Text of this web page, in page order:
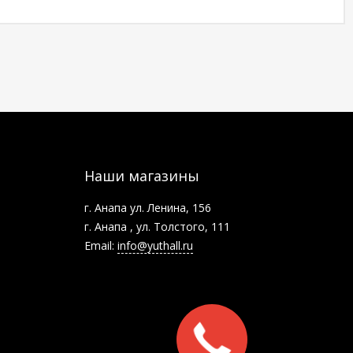
Наши магазины
г. Анапа ул. Ленина, 156
г. Анапа , ул. Толстого, 111
Email: info@yuthall.ru
Заказать
звонок